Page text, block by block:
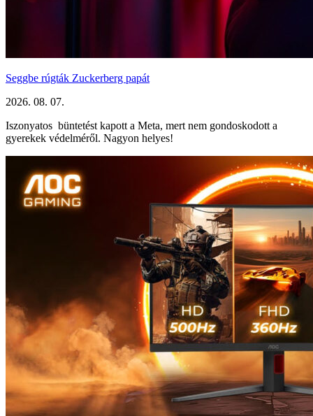
Seggbe rúgták Zuckerberg papát
2026. 08. 07.
Iszonyatos büntetést kapott a Meta, mert nem gondoskodott a
gyerekek védelméről. Nagyon helyes!